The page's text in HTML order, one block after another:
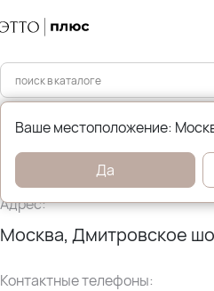
Главная Основной склад
Основной склад
Адрес:
Москва, Дмитровское
Контактные телефоны:
Ваше местоположение:
Да